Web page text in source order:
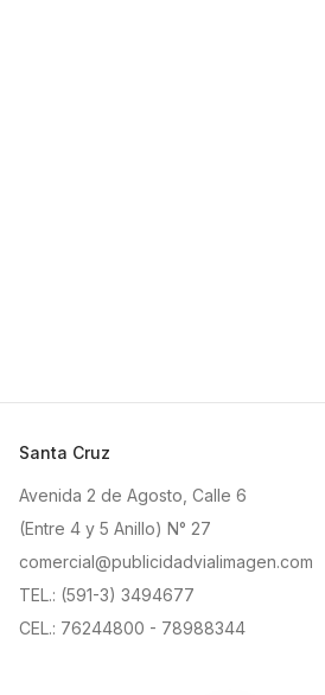
Santa Cruz
Avenida 2 de Agosto, Calle 6
(Entre 4 y 5 Anillo) N° 27
comercial@publicidadvialimagen.com
TEL.: (591-3) 3494677
CEL.: 76244800 - 78988344